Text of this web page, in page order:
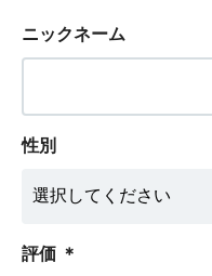
ニックネーム
性別
評価 ＊